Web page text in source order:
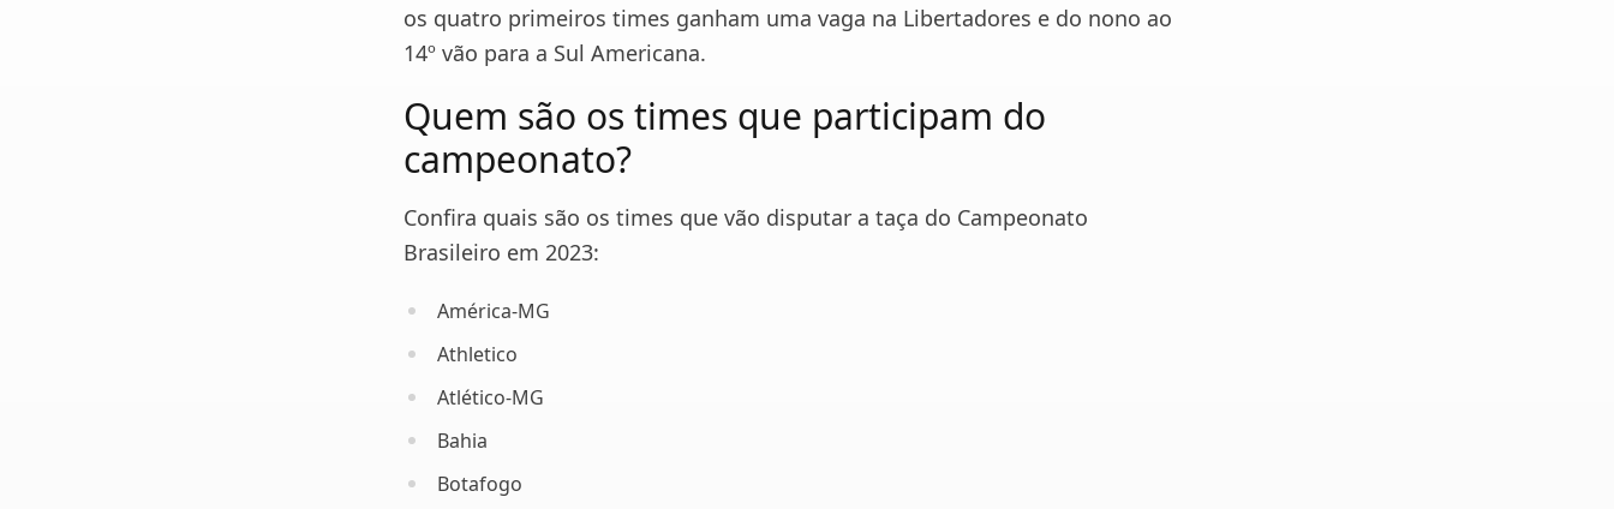
os quatro primeiros times ganham uma vaga na Libertadores e do nono ao
14º vão para a Sul Americana.
Quem são os times que participam do
campeonato?
Confira quais são os times que vão disputar a taça do Campeonato
Brasileiro em 2023:
América-MG
Athletico
Atlético-MG
Bahia
Botafogo